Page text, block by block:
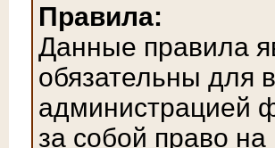
Правила:
Данные правила
обязательны для
администрацией
за собой право